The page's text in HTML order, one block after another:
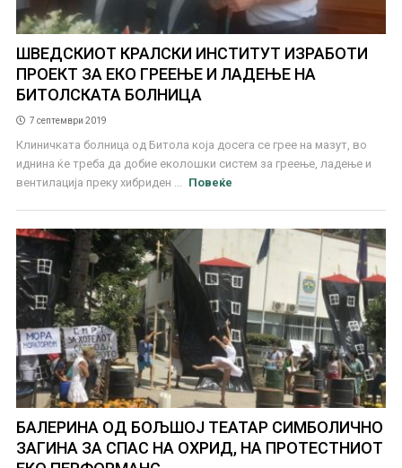
ШВЕДСКИОТ КРАЛСКИ ИНСТИТУТ ИЗРАБОТИ
ПРОЕКТ ЗА ЕКО ГРЕЕЊЕ И ЛАДЕЊЕ НА
БИТОЛСКАТА БОЛНИЦА
7 септември 2019
Клиничката болница од Битола која досега се грее на мазут, во
иднина ќе треба да добие еколошки систем за греење, ладење и
вентилација преку хибриден ...
Повеќе
БАЛЕРИНА ОД БОЉШОЈ ТЕАТАР СИМБОЛИЧНО
ЗАГИНА ЗА СПАС НА ОХРИД, НА ПРОТЕСТНИОТ